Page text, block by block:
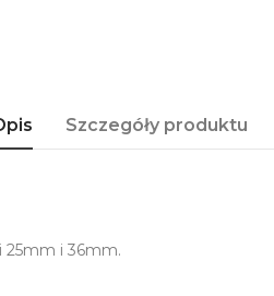
Szczegóły produktu
25mm i 36mm.